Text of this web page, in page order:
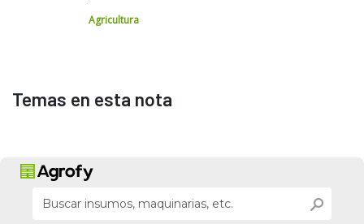
Agricultura
Temas en esta nota